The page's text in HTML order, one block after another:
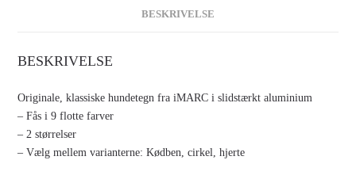
BESKRIVELSE
BESKRIVELSE
Originale, klassiske hundetegn fra iMARC i slidstærkt aluminium
– Fås i 9 flotte farver
– 2 størrelser
– Vælg mellem varianterne: Kødben, cirkel, hjerte